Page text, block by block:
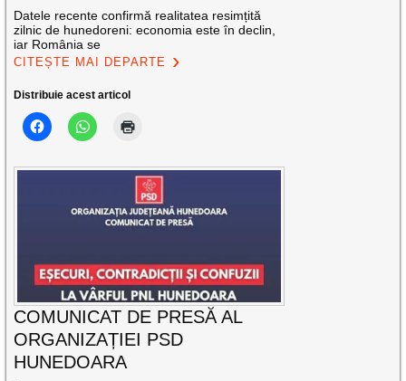
Datele recente confirmă realitatea resimțită
zilnic de hunedoreni: economia este în declin,
iar România se
CITEȘTE MAI DEPARTE
Distribuie acest articol
COMUNICAT DE PRESĂ AL
ORGANIZAȚIEI PSD
HUNEDOARA